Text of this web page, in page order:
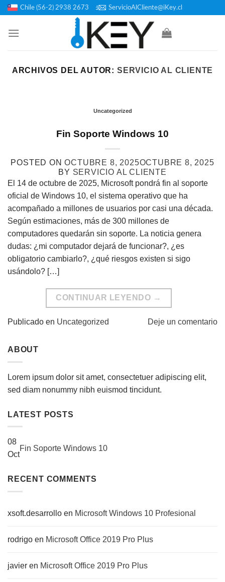
Saltar
contenido
Chile (56-2) 2938 2673 ServicioAlCliente@iKey.cl
ARCHIVOS DEL AUTOR: SERVICIO AL CLIENTE
Uncategorized
Fin Soporte Windows 10
POSTED ONOCTUBRE 8, 2025OCTUBRE 8, 2025
BY SERVICIO AL CLIENTE
El 14 de octubre de 2025, Microsoft pondrá fin al soporte
oficial de Windows 10, el sistema operativo que ha
acompañado a millones de usuarios por casi una década.
Según estimaciones, más de 300 millones de
computadores quedarán sin soporte. La noticia genera
dudas: ¿mi computador dejará de funcionar?, ¿es
obligatorio cambiarlo?, ¿qué riesgos existen si sigo
usándolo? […]
CONTINUAR LEYENDO →
Publicado en Uncategorized Deje un comentario
ABOUT
Lorem ipsum dolor sit amet, consectetuer adipiscing elit,
sed diam nonummy nibh euismod tincidunt.
LATEST POSTS
08
Oct
Fin Soporte Windows 10
RECENT COMMENTS
xsoft.desarrollo en Microsoft Windows 10 Profesional
rodrigo en Microsoft Office 2019 Pro Plus
javier en Microsoft Office 2019 Pro Plus